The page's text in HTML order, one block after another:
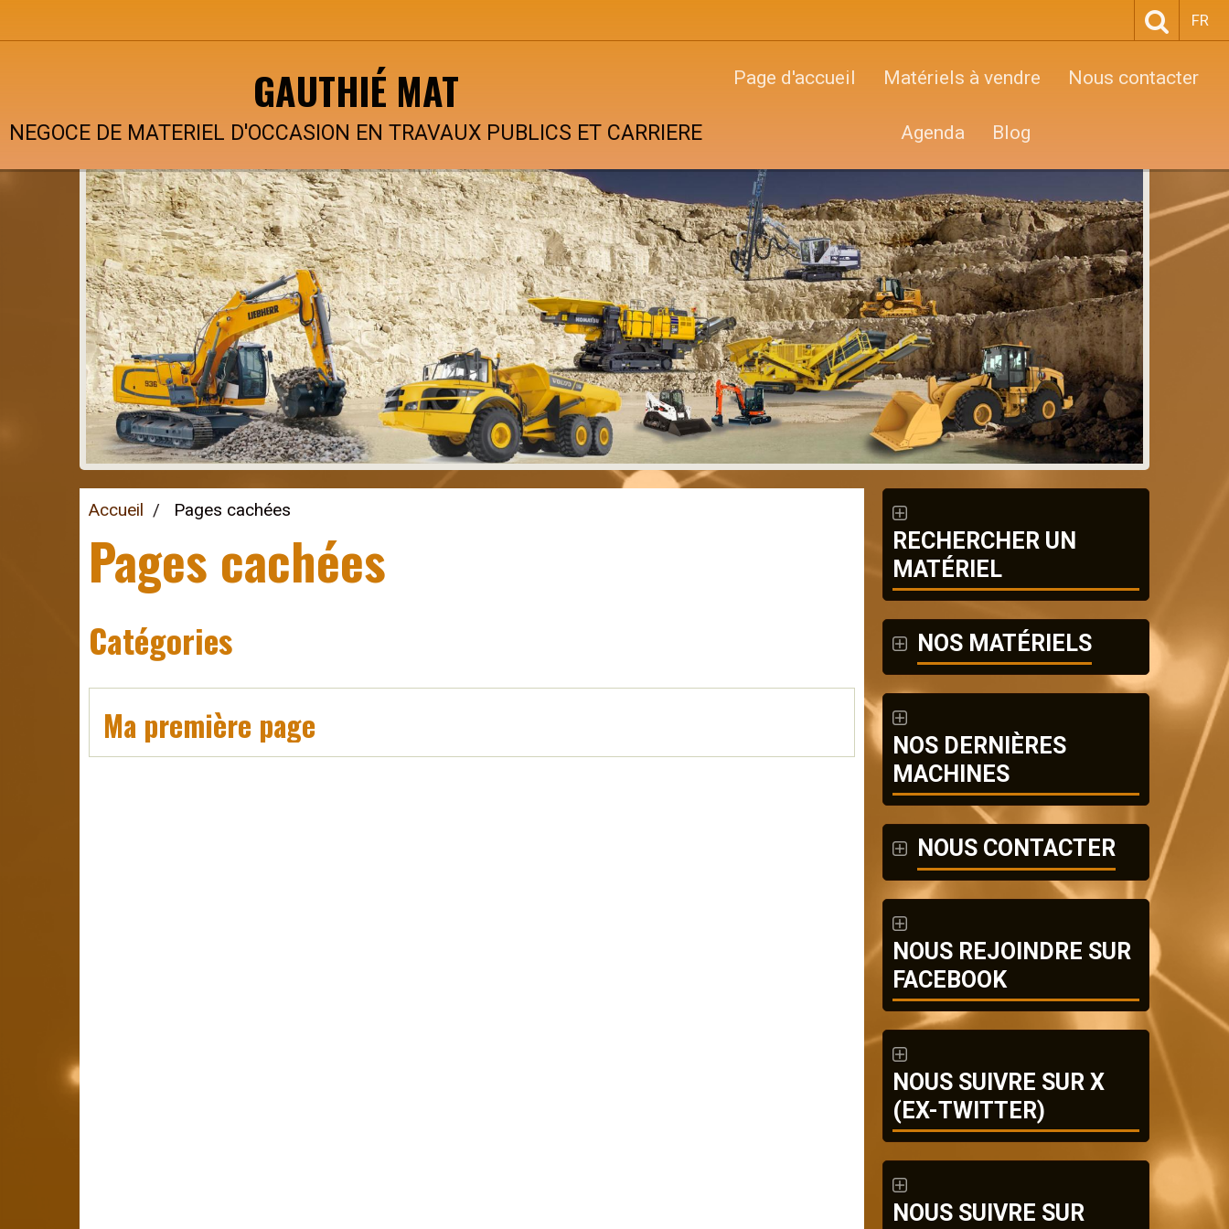
GAUTHIÉ MAT
NEGOCE DE MATERIEL D'OCCASION EN TRAVAUX PUBLICS ET CARRIERE
Page d'accueil Matériels à vendre Nous contacter
Agenda Blog
FR
Accueil Pages cachées
Pages cachées
Catégories
Ma première page
RECHERCHER UN
MATÉRIEL
NOS MATÉRIELS
NOS DERNIÈRES
MACHINES
NOUS CONTACTER
NOUS REJOINDRE SUR
FACEBOOK
NOUS SUIVRE SUR X
(EX-TWITTER)
NOUS SUIVRE SUR